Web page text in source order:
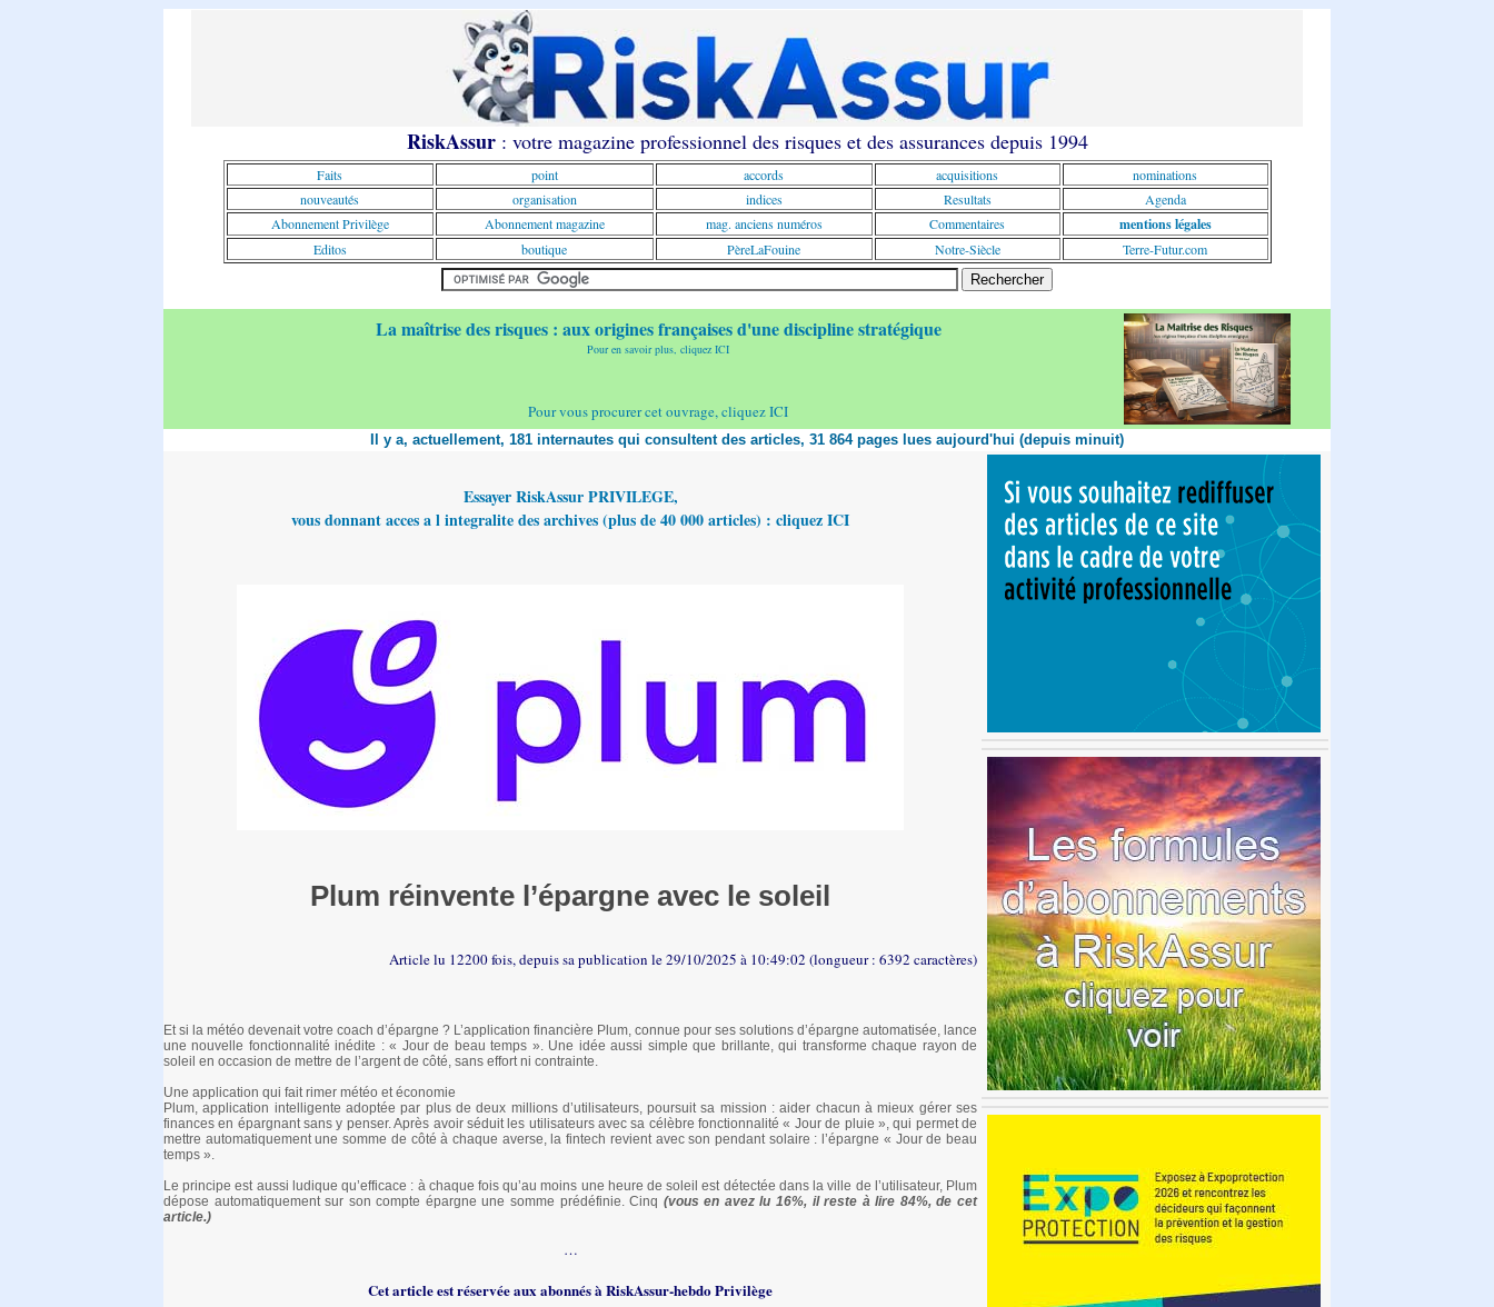
RiskAssur: votre magazine professionnel des risques et des assurances depuis 1994
Faits point accords acquisitions
nominations
nouveautés
organisation indices Resultats
Agenda
Abonnement Privilège
Abonnement magazine mag. anciens numéros Commentaires mentions légales
Editos boutique PèreLaFouine Notre-Siècle Terre-Futur.com
La maîtrise des risques : aux origines françaises d'une discipline stratégique
Pour en savoir plus, cliquez ICI
Pour vous procurer cet ouvrage, cliquez ICI
Il y a, actuellement, 181 internautes qui consultent des articles, 31 864 pages lues aujourd'hui (depuis minuit)
Essayer RiskAssur PRIVILEGE,
vous donnant acces a l integralite des archives (plus de 40 000 articles) : cliquez ICI
Plum réinvente l’épargne avec le soleil
Article lu 12200 fois, depuis sa publication le 29/10/2025 à 10:49:02 (longueur : 6392 caractères)
Et si la météo devenait votre coach d’épargne ? L’application financière Plum, connue pour ses solutions d’épargne automatisée, lance
une nouvelle fonctionnalité inédite : « Jour de beau temps ». Une idée aussi simple que brillante, qui transforme chaque rayon de
soleil en occasion de mettre de l’argent de côté, sans effort ni contrainte.
Une application qui fait rimer météo et économie
Plum, application intelligente adoptée par plus de deux millions d’utilisateurs, poursuit sa mission : aider chacun à mieux gérer ses
finances en épargnant sans y penser. Après avoir séduit les utilisateurs avec sa célèbre fonctionnalité « Jour de pluie », qui permet de
mettre automatiquement une somme de côté à chaque averse, la fintech revient avec son pendant solaire : l’épargne « Jour de beau
temps ».
Le principe est aussi ludique qu’efficace : à chaque fois qu’au moins une heure de soleil est détectée dans la ville de l’utilisateur, Plum
dépose automatiquement sur son compte épargne une somme prédéfinie. Cinq (vous en avez lu 16%, il reste à lire 84%, de cet
article.)
…
Cet article est réservée aux abonnés à RiskAssur-hebdo Privilège